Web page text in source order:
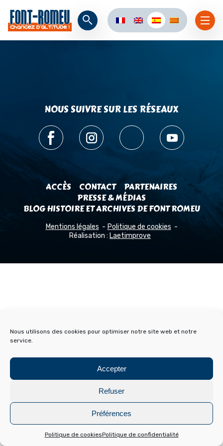
Nous utilisons des cookies pour optimiser notre site web et notre
service.
Accepter
Refuser
Préférences
Politique de cookiesPolitique de confidentialité
NOUS SUIVRE SUR LES RÉSEAUX
ACCÈS CONTACT
PARTENAIRES
PRESSE & MÉDIAS
BLOG HISTOIRE ET ARCHIVES DE FONT ROMEU
Mentions légales
Politique de cookies
Réalisation : Laetimprove